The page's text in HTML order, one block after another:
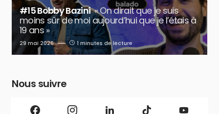
#15 Bobby Bazini « On dirait que je suis
moins sûr de moi aujourd’hui que je l’étais à
19 ans »
29 mai 2026 1 minutes de lecture
Nous suivre